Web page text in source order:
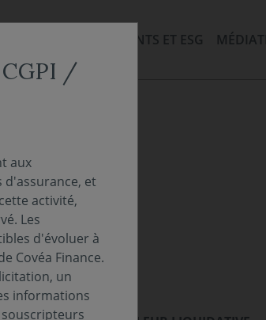
ENGAGEMENTS ET ESG
CGPI /
aux
d'assurance, et
activité,
Les
d'évoluer à
Covéa Finance.
un
informations